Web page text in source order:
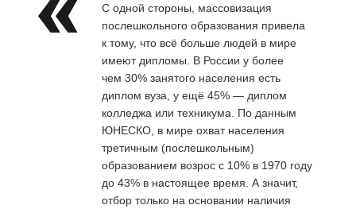
С одной стороны, массовизация
послешкольного образования привела
к тому, что всё больше людей в мире
имеют дипломы. В России у более
чем 30% занятого населения есть
диплом вуза, у ещё 45% — диплом
колледжа или техникума. По данным
ЮНЕСКО, в мире охват населения
третичным (послешкольным)
образованием возрос с 10% в 1970 году
до 43% в настоящее время. А значит,
отбор только на основании наличия